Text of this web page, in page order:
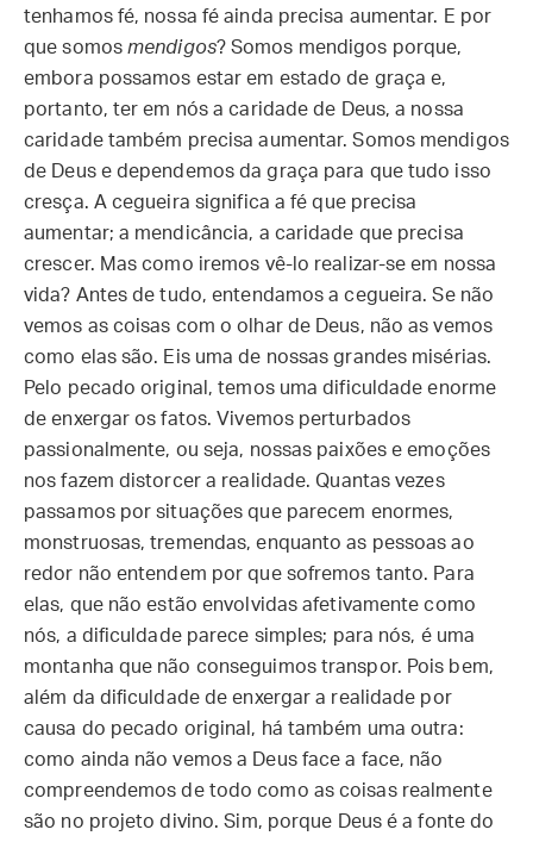
tenhamos fé, nossa fé ainda precisa aumentar. E por
que somos mendigos? Somos mendigos porque,
embora possamos estar em estado de graça e,
portanto, ter em nós a caridade de Deus, a nossa
caridade também precisa aumentar. Somos mendigos
de Deus e dependemos da graça para que tudo isso
cresça. A cegueira significa a fé que precisa
aumentar; a mendicância, a caridade que precisa
crescer. Mas como iremos vê-lo realizar-se em nossa
vida? Antes de tudo, entendamos a cegueira. Se não
vemos as coisas com o olhar de Deus, não as vemos
como elas são. Eis uma de nossas grandes misérias.
Pelo pecado original, temos uma dificuldade enorme
de enxergar os fatos. Vivemos perturbados
passionalmente, ou seja, nossas paixões e emoções
nos fazem distorcer a realidade. Quantas vezes
passamos por situações que parecem enormes,
monstruosas, tremendas, enquanto as pessoas ao
redor não entendem por que sofremos tanto. Para
elas, que não estão envolvidas afetivamente como
nós, a dificuldade parece simples; para nós, é uma
montanha que não conseguimos transpor. Pois bem,
além da dificuldade de enxergar a realidade por
causa do pecado original, há também uma outra:
como ainda não vemos a Deus face a face, não
compreendemos de todo como as coisas realmente
são no projeto divino. Sim, porque Deus é a fonte do